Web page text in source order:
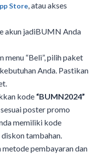
Store, atau akses
akun jadiBUMN Anda
menu “Beli”, pilih paket
Anda. Pastikan
kode “BUMN2024”
poster promo
memiliki kode
tambahan.
metode pembayaran dan